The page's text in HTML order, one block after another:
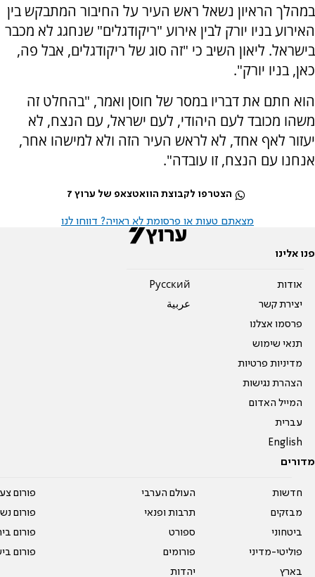
במהלך הראיון נשאל ראש העיר על החיבור המתבקש בין
האירוע בניו יורק לבין אירוע "ריקודגלים" שנחגג לא מכבר
בישראל. ליאון השיב כי "זה סוג של ריקודגלים, אבל פה,
כאן, בניו יורק".
הוא חתם את דבריו במסר של חוסן ואמר, "בהחלט זה
משהו מכובד לעם היהודי, לעם ישראל, עם הנצח, לא
יעזור לאף אחד, לא לראש העיר הזה ולא למישהו אחר,
אנחנו עם הנצח, זו עובדה".
הצטרפו לקבוצת הוואטצאפ של ערוץ 7
מצאתם טעות או פרסומת לא ראויה? דווחו לנו
פנו אלינו
אודות
יצירת קשר
פרסמו אצלנו
תנאי שימוש
מדיניות פרטיות
הצהרת נגישות
המייל האדום
עברית
English
Pусский
عربية
מדורים
חדשות
מבזקים
ביטחוני
פוליטי-מדיני
בארץ
העולם הערבי
תרבות ופנאי
ספורט
פורומים
יהדות
פורום
פורום
פורום
פורום